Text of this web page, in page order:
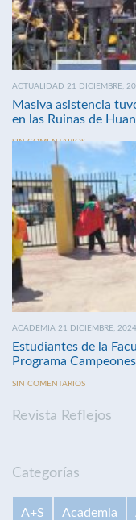
ACTUALIDAD 21 DICIEMBRE,
Masiva asistencia
en las Ruinas de
SIN COMENTARIOS
ACADEMIA 21 DICIEMBRE, 2024
Estudiantes de la
Programa
SIN COMENTARIOS
Revista Reflejos
Categorías
A+S Academia